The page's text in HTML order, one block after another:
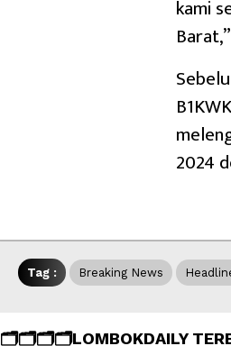
kami
2024
Tag : Breaking News
🗂️🗂️🗂️🗂️LOMBOKDAILY